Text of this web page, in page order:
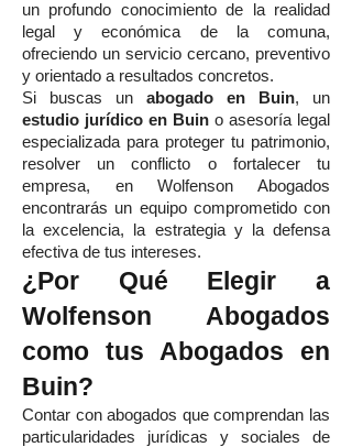
un profundo conocimiento de la realidad
legal y económica de la comuna,
ofreciendo un servicio cercano, preventivo
y orientado a resultados concretos.
Si buscas un abogado en Buin, un
estudio jurídico en Buin o asesoría legal
especializada para proteger tu patrimonio,
resolver un conflicto o fortalecer tu
empresa, en Wolfenson Abogados
encontrarás un equipo comprometido con
la excelencia, la estrategia y la defensa
efectiva de tus intereses.
¿Por Qué Elegir a
Wolfenson Abogados
como tus Abogados en
Buin?
Contar con abogados que comprendan las
particularidades jurídicas y sociales de